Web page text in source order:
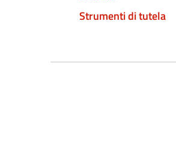
Strumenti di tutela